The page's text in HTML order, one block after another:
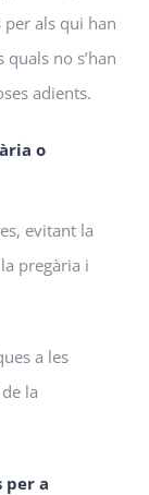
als qui han
no s’han
adients.
o
evitant la
pregària i
a les
la
per a